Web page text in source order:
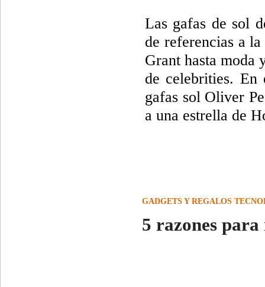
Las gafas de sol
de referencias a
Grant hasta moda
de celebrities. En
gafas sol Oliver
a una estrella de
GADGETS Y REGALOS
5 razones